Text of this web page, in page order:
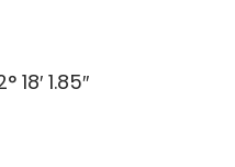
18′ 1.85″